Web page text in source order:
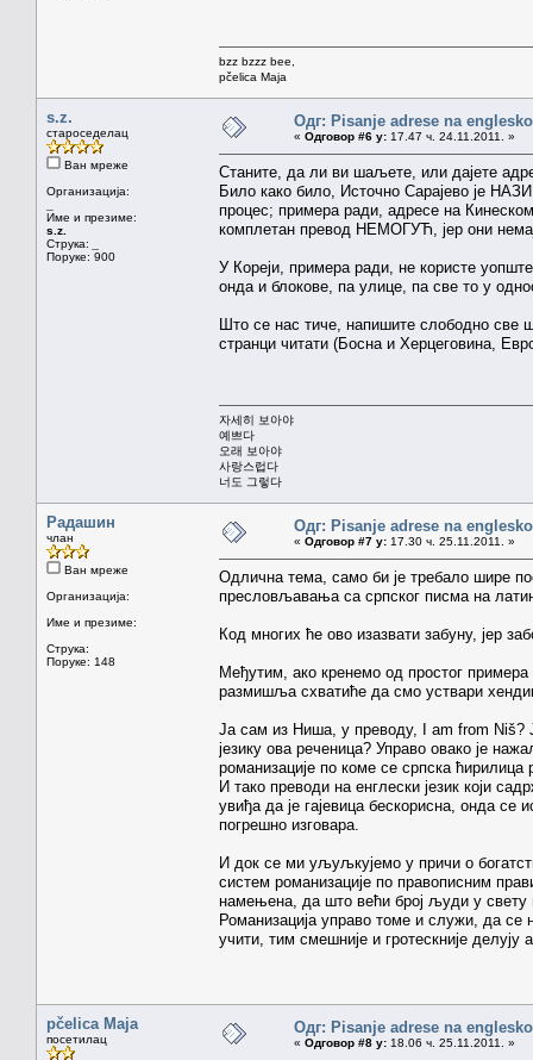
bzz bzzz bee,
pčelica Maja
s.z.
староседелац
Ван мреже
Организација:
Име и презиме:
s.z.
Струка:
Поруке: 900
Одг: Pisanje adrese na
« Одговор #6 у: 17.47 ч. 24.11.2011. »
Станите, да ли ви шаљете, или дајете
Било како било, Источно Сарајево је
процес; примера ради, адресе на
комплетан превод НЕМОГУЋ, јер они
У Кореји, примера ради, не користе
онда и блокове, па улице, па све то у
Што се нас тиче, напишите слободно све
странци читати (Босна и Херцеговина,
자세히 보아야
예쁘다
오래 보아야
사랑스럽다
너도 그렇다
Радашин
члан
Ван мреже
Организација:
Име и презиме:
Струка:
Поруке: 148
Одг: Pisanje adrese na
« Одговор #7 у: 17.30 ч. 25.11.2011. »
Одлична тема, само би је требало шире
пресловљавања са српског писма на
Код многих ће ово изазвати забуну, јер
Међутим, ако кренемо од простог
размишља схватиће да смо уствари
Ја сам из Ниша, у преводу, I am from Niš?
језику ова реченица? Управо овако је
романизације по коме се српска ћирилица
И тако преводи на енглески језик који
увиђа да је гајевица бескорисна, онда се
погрешно изговара.
И док се ми уљуљкујемо у причи о
систем романизације по правописним
намењена, да што већи број људи у свету
Романизација управо томе и служи, да се
учити, тим смешније и гротескније делују
pčelica Maja
посетилац
Одг: Pisanje adrese na
« Одговор #8 у: 18.06 ч. 25.11.2011. »